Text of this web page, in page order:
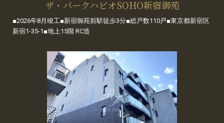
ザ・パークハビオSOHO新宿御苑
■2026年8月竣工■新宿御苑前駅徒歩3分■総戸数110戸■東京都新宿区
新宿1-35-1■地上15階 RC造